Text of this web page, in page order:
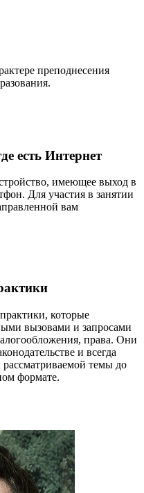
преподнесения
есть Интернет
имеющее выход в
Для участия в занятии
вам
которые
вызовами и запросами
права. Они
и всегда
темы до
формате.